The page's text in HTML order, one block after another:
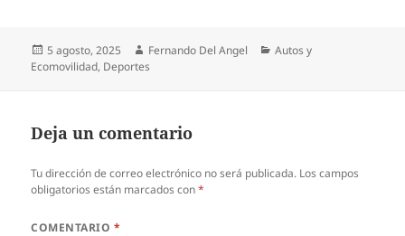
Publicado
el
5 agosto, 2025 Autor
Fernando Del Angel Categorías
Autos y
Ecomovilidad, Deportes
Deja un comentario
Tu dirección de correo electrónico no será publicada. Los campos
obligatorios están marcados con*
COMENTARIO *